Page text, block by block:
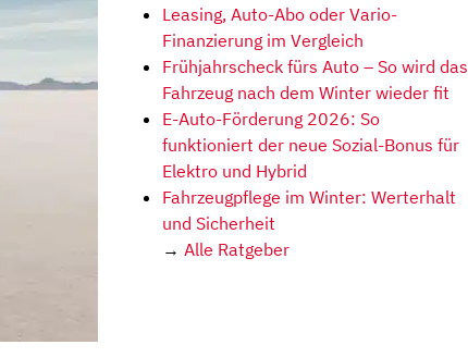
Leasing, Auto-Abo oder Vario-
Finanzierung im Vergleich
Frühjahrscheck fürs Auto – So wird das
Fahrzeug nach dem Winter wieder fit
E-Auto-Förderung 2026: So
funktioniert der neue Sozial-Bonus für
Elektro und Hybrid
Fahrzeugpflege im Winter: Werterhalt
und Sicherheit
→ Alle Ratgeber